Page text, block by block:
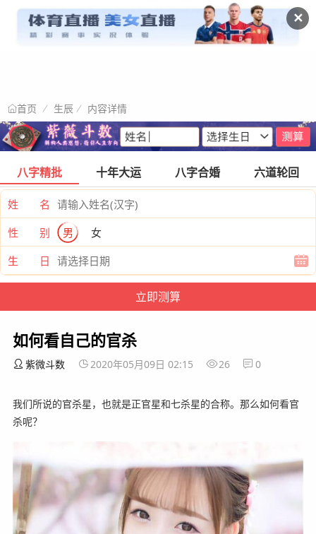
✕
首页 生辰 内容详情
八字精批 十年大运 八字合婚 六道轮回
姓 名
性 别
男
女
生 日
如何看自己的官杀
紫微斗数 2020年05月09日 02:15 26 0
我们所说的官杀星，也就是正官星和七杀星的合称。那么如何看官
杀呢？